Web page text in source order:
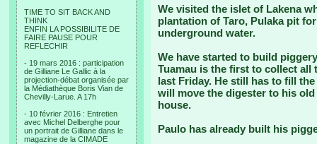
TIME TO SIT BACK AND
THINK
ENFIN LA POSSIBILITE DE
FAIRE PAUSE POUR
REFLECHIR
- 19 mars 2016 : participation
de Gilliane Le Gallic à la
projection-débat organisée par
la Médiathèque Boris Vian de
Chevilly-Larue. A 17h
- 10 février 2016 : Entretien
avec Michel Delberghe pour
un portrait de Gilliane dans le
magazine de la CIMADE
We visited the islet of Lakena
plantation of Taro, Pulaka pit
underground water.
We have started to build
Tuamau is the first to collect all
last Friday. He still has to fill
will move the digester to his
house.
Paulo has already built his